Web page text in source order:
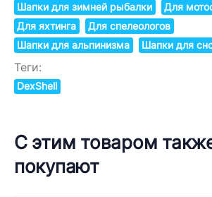
Шапки для зимней рыбалки
Для
Для яхтинга
Для спелеологов
Шапки для альпинизма
Шапки для
Теги:
DexShell
С этим товаром
покупают